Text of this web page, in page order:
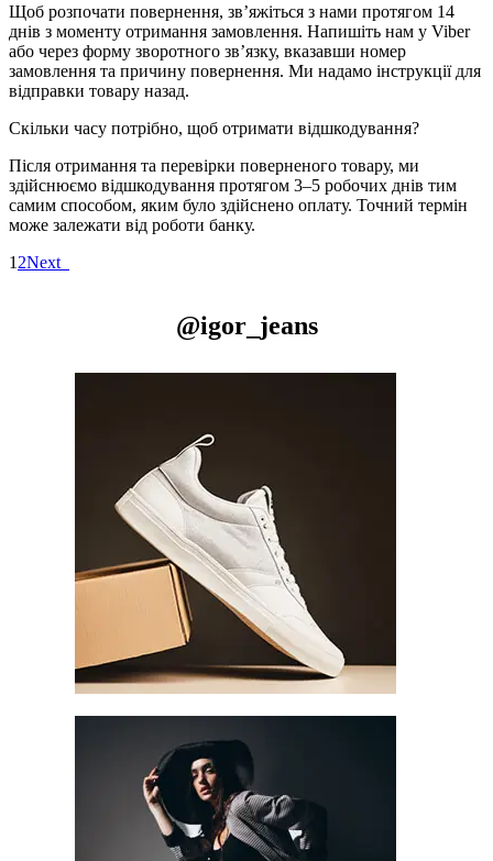
Щоб розпочати повернення, зв’яжіться з нами протягом 14
днів з моменту отримання замовлення. Напишіть нам у Viber
або через форму зворотного зв’язку, вказавши номер
замовлення та причину повернення. Ми надамо інструкції для
відправки товару назад.
Скільки часу потрібно, щоб отримати відшкодування?
Після отримання та перевірки поверненого товару, ми
здійснюємо відшкодування протягом 3–5 робочих днів тим
самим способом, яким було здійснено оплату. Точний термін
може залежати від роботи банку.
1 2Next
@igor_jeans